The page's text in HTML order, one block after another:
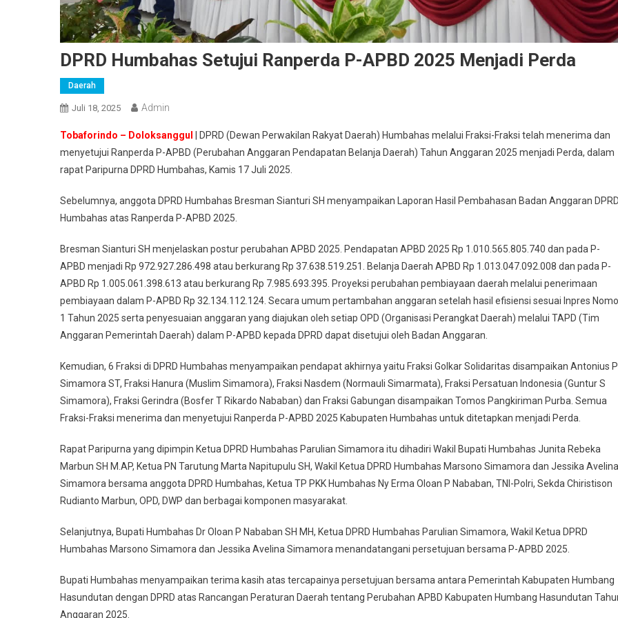
DPRD Humbahas Setujui Ranperda P-APBD 2025 Menjadi Perda
Daerah
Juli 18, 2025 Admin
Tobaforindo – Doloksanggul
| DPRD (Dewan Perwakilan Rakyat Daerah) Humbahas melalui Fraksi-Fraksi telah menerima dan
menyetujui Ranperda P-APBD (Perubahan Anggaran Pendapatan Belanja Daerah) Tahun Anggaran 2025 menjadi Perda, dalam
rapat Paripurna DPRD Humbahas, Kamis 17 Juli 2025.
Sebelumnya, anggota DPRD Humbahas Bresman Sianturi SH menyampaikan Laporan Hasil Pembahasan Badan Anggaran
Humbahas atas Ranperda P-APBD 2025.
Bresman Sianturi SH menjelaskan postur perubahan APBD 2025. Pendapatan APBD 2025 Rp 1.010.565.805.740 dan pada P-
APBD menjadi Rp 972.927.286.498 atau berkurang Rp 37.638.519.251. Belanja Daerah APBD Rp 1.013.047.092.008 dan pada P-
APBD Rp 1.005.061.398.613 atau berkurang Rp 7.985.693.395. Proyeksi perubahan pembiayaan daerah melalui penerimaan
pembiayaan dalam P-APBD Rp 32.134.112.124. Secara umum pertambahan anggaran setelah hasil efisiensi sesuai Inpres
1 Tahun 2025 serta penyesuaian anggaran yang diajukan oleh setiap OPD (Organisasi Perangkat Daerah) melalui TAPD (Tim
Anggaran Pemerintah Daerah) dalam P-APBD kepada DPRD dapat disetujui oleh Badan Anggaran.
Kemudian, 6 Fraksi di DPRD Humbahas menyampaikan pendapat akhirnya yaitu Fraksi Golkar Solidaritas disampaikan Antonius P
Simamora ST, Fraksi Hanura (Muslim Simamora), Fraksi Nasdem (Normauli Simarmata), Fraksi Persatuan Indonesia (Guntur S
Simamora), Fraksi Gerindra (Bosfer T Rikardo Nababan) dan Fraksi Gabungan disampaikan Tomos Pangkiriman Purba. Semua
Fraksi-Fraksi menerima dan menyetujui Ranperda P-APBD 2025 Kabupaten Humbahas untuk ditetapkan menjadi Perda.
Rapat Paripurna yang dipimpin Ketua DPRD Humbahas Parulian Simamora itu dihadiri Wakil Bupati Humbahas Junita Rebeka
Marbun SH M.AP, Ketua PN Tarutung Marta Napitupulu SH, Wakil Ketua DPRD Humbahas Marsono Simamora dan Jessika Avelina
Simamora bersama anggota DPRD Humbahas, Ketua TP PKK Humbahas Ny Erma Oloan P Nababan, TNI-Polri, Sekda Chiristison
Rudianto Marbun, OPD, DWP dan berbagai komponen masyarakat.
Selanjutnya, Bupati Humbahas Dr Oloan P Nababan SH MH, Ketua DPRD Humbahas Parulian Simamora, Wakil Ketua DPRD
Humbahas Marsono Simamora dan Jessika Avelina Simamora menandatangani persetujuan bersama P-APBD 2025.
Bupati Humbahas menyampaikan terima kasih atas tercapainya persetujuan bersama antara Pemerintah Kabupaten Humbang
Hasundutan dengan DPRD atas Rancangan Peraturan Daerah tentang Perubahan APBD Kabupaten Humbang Hasundutan
Anggaran 2025.